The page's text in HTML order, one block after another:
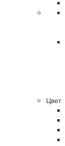
Цвет